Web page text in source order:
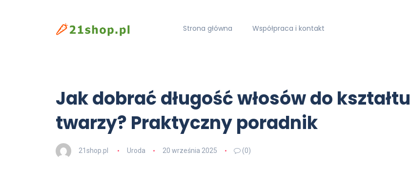
Strona główna Współpraca i kontakt
Jak dobrać długość włosów do kształtu
twarzy? Praktyczny poradnik
21shop.pl Uroda 20 września 2025 (0)